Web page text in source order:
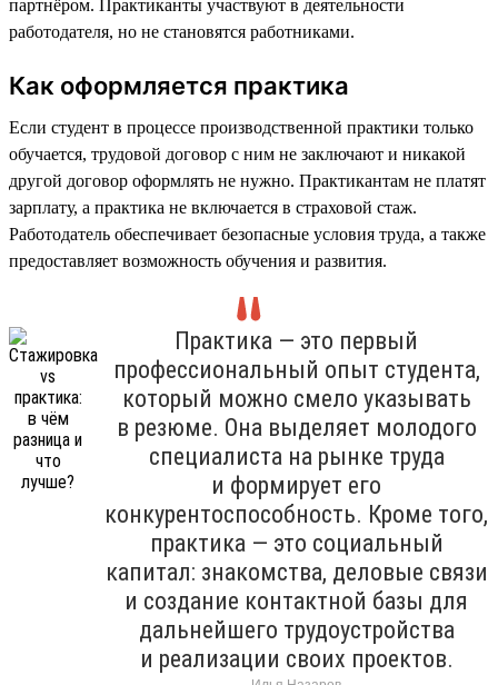
партнёром. Практиканты участвуют в деятельности
работодателя, но не становятся работниками.
Как оформляется практика
Если студент в процессе производственной практики только
обучается, трудовой договор с ним не заключают и никакой
другой договор оформлять не нужно. Практикантам не платят
зарплату, а практика не включается в страховой стаж.
Работодатель обеспечивает безопасные условия труда, а также
предоставляет возможность обучения и развития.
Практика — это первый
профессиональный опыт студента,
который можно смело указывать
в резюме. Она выделяет молодого
специалиста на рынке труда
и формирует его
конкурентоспособность. Кроме того,
практика — это социальный
капитал: знакомства, деловые связи
и создание контактной базы для
дальнейшего трудоустройства
и реализации своих проектов.